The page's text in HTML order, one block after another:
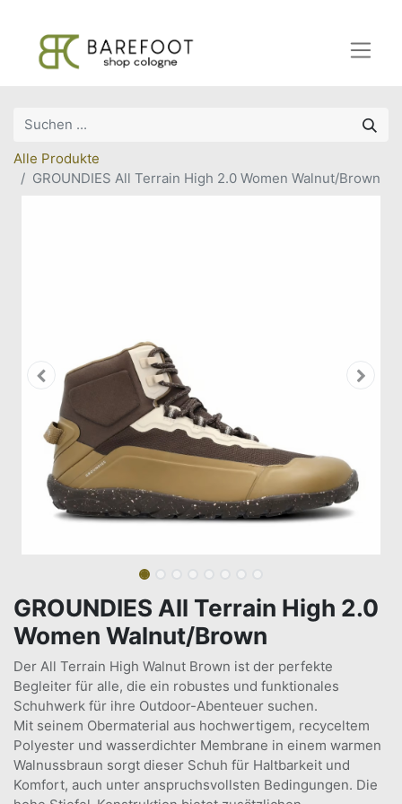
Alle Produkte
GROUNDIES All Terrain High 2.0 Women Walnut/Brown
GROUNDIES All Terrain High 2.0
Women Walnut/Brown
Der All Terrain High Walnut Brown ist der perfekte
Begleiter für alle, die ein robustes und funktionales
Schuhwerk für ihre Outdoor-Abenteuer suchen.
Mit seinem Obermaterial aus hochwertigem, recyceltem
Polyester und wasserdichter Membrane in einem warmen
Walnussbraun sorgt dieser Schuh für Haltbarkeit und
Komfort, auch unter anspruchsvollsten Bedingungen. Die